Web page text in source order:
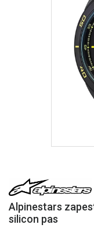
Alpinestars
silicon pas